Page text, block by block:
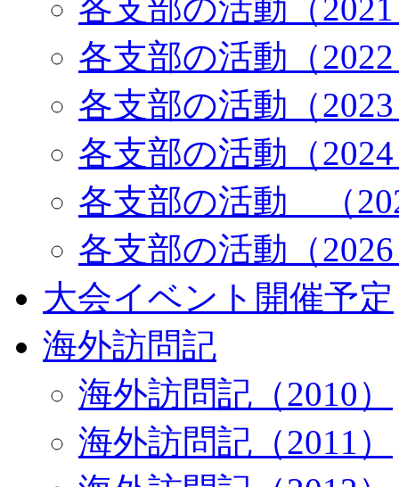
各支部の活動（
各支部の活動（
各支部の活動（
各支部の活動（
各支部の活動 （
各支部の活動（
大会イベント開催予定
海外訪問記
海外訪問記（2010）
海外訪問記（2011）